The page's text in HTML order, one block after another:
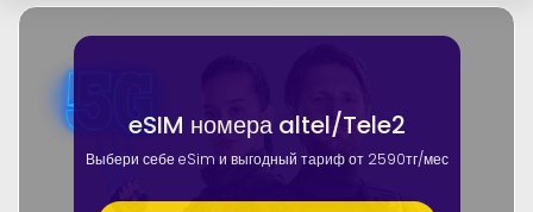
eSIM номера altel/Tele2
Выбери себе eSim и выгодный тариф от 2590тг/мес